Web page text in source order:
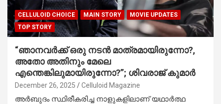
CELLULOID CHOICE MAIN STORY
MOVIE UPDATES
TOP STORY
“ഞാനവർക്ക് ഒരു നടൻ മാത്രമായിരുന്നോ?,
അതോ അതിനും മേലെ
എന്തെങ്കിലുമായിരുന്നോ?”; ശിവരാജ് കുമാർ
December 26, 2025 Celluloid Magazine
അർബുദം സ്ഥിരീകരിച്ച നാളുകളിലാണ് യഥാർത്ഥ